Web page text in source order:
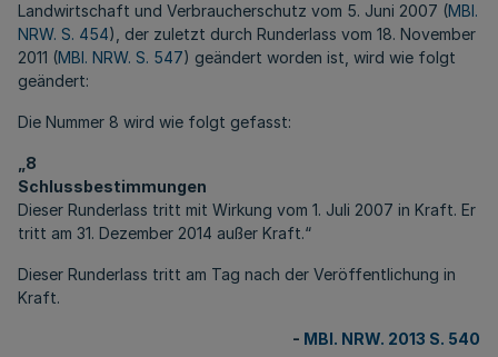
Landwirtschaft und Verbraucherschutz vom 5. Juni 2007 (MBl.
NRW. S. 454), der zuletzt durch Runderlass vom 18. November
2011 (MBl. NRW. S. 547) geändert worden ist, wird wie folgt
geändert:
Die Nummer 8 wird wie folgt gefasst:
„8
Schlussbestimmungen
Dieser Runderlass tritt mit Wirkung vom 1. Juli 2007 in Kraft. Er
tritt am 31. Dezember 2014 außer Kraft.“
Dieser Runderlass tritt am Tag nach der Veröffentlichung in
Kraft.
- MBl. NRW. 2013 S. 540